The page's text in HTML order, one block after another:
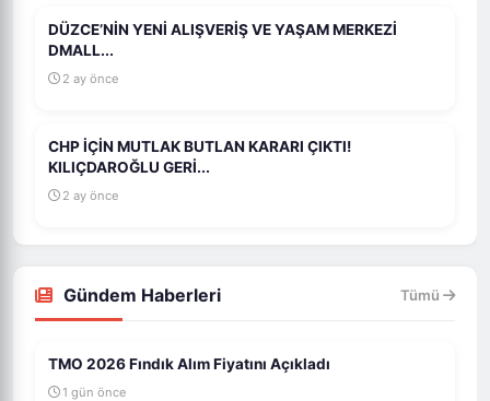
DÜZCE’NİN YENİ ALIŞVERİŞ VE YAŞAM MERKEZİ
DMALL...
2 ay önce
CHP İÇİN MUTLAK BUTLAN KARARI ÇIKTI!
KILIÇDAROĞLU GERİ...
2 ay önce
Gündem Haberleri Tümü
TMO 2026 Fındık Alım Fiyatını Açıkladı
1 gün önce